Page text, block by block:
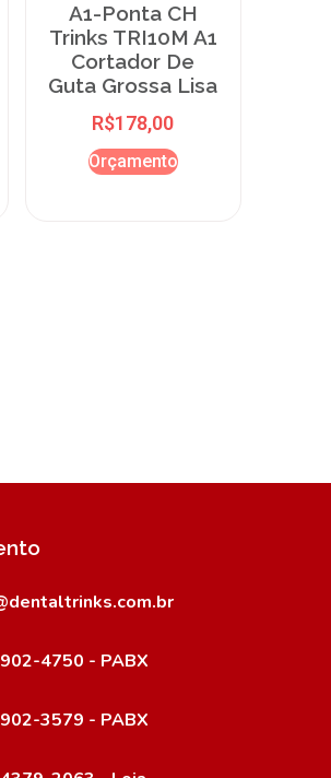
A1-Ponta CH
Trinks TRI10M A1
Cortador De
Guta Grossa Lisa
R$178,00
Orçamento
4750 - PABX
3579 - PABX